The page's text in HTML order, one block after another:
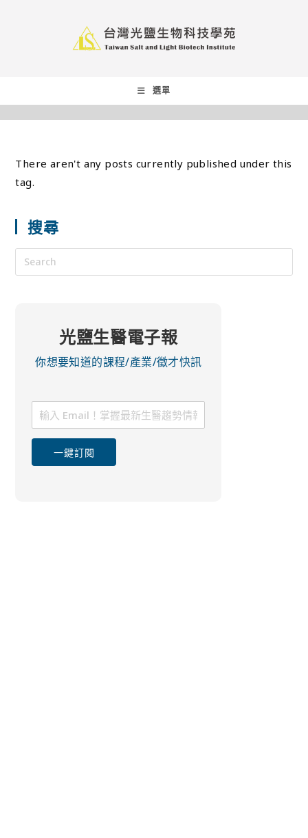
選單
There aren't any posts currently published under this
tag.
搜尋
光鹽生醫電子報
你想要知道的課程/產業/徵才快訊
一鍵訂閱